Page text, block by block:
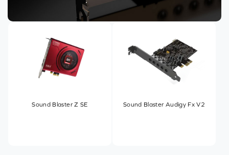
Sound Blaster Z SE Sound Blaster Audigy Fx V2